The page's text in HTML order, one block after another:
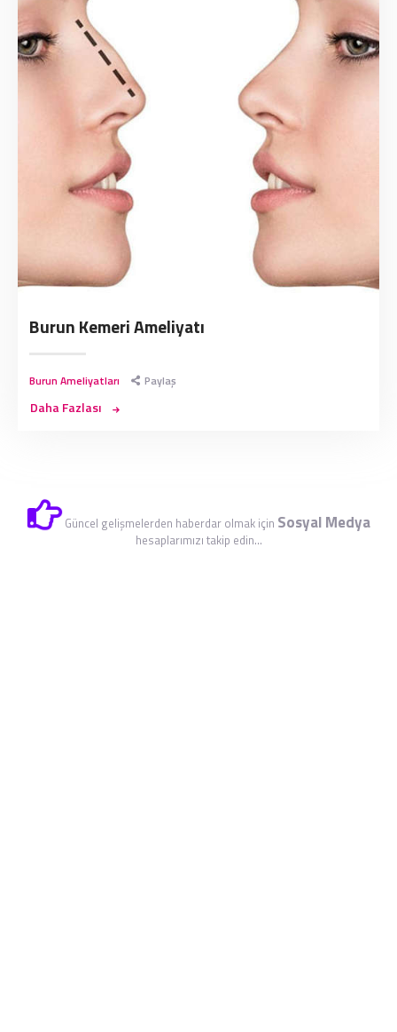
Burun Kemeri Ameliyatı
Burun Ameliyatları Paylaş
Daha Fazlası
Güncel gelişmelerden haberdar olmak için Sosyal Medya
hesaplarımızı takip edin...